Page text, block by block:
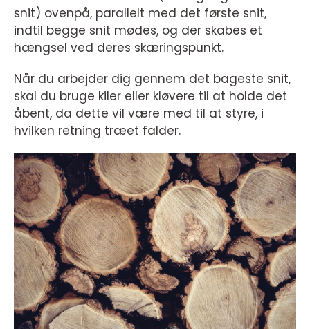
snit) ovenpå, parallelt med det første snit,
indtil begge snit mødes, og der skabes et
hængsel ved deres skæringspunkt.
Når du arbejder dig gennem det bageste snit,
skal du bruge kiler eller kløvere til at holde det
åbent, da dette vil være med til at styre, i
hvilken retning træet falder.